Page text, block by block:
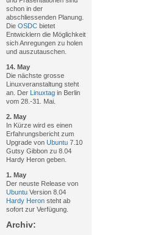
schon in der
abschliessenden Planung.
Die OSDC bietet
Entwicklern die Möglichkeit
sich Anregungen zu holen
und auszutauschen.
14. May
Die nächste grosse
Linuxveranstaltung steht
an. Der Linuxtag in Berlin
vom 28.-31. Mai.
2. May
In Kürze wird es einen
Erfahrungsbericht zum
Upgrade von Ubuntu 7.10
Gutsy Gibbon zu 8.04
Hardy Heron geben.
1. May
Der neuste Release von
Ubuntu Version 8.04
Hardy Heron steht ab
sofort zur Verfügung.
Archiv: